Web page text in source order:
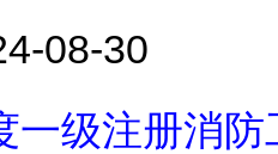
08-30
一级注册消